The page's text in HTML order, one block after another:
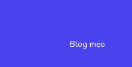
Blog mẹo